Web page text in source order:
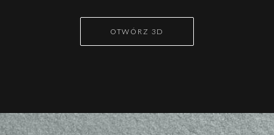
OTWÓRZ 3D